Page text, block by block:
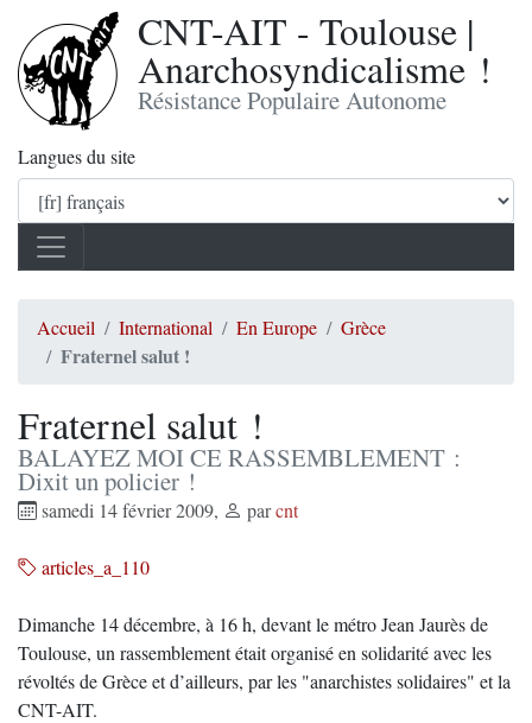
CNT-AIT - Toulouse |
Anarchosyndicalisme !
Résistance Populaire Autonome
Langues du site
Accueil International En Europe Grèce
Fraternel salut !
Fraternel salut !
BALAYEZ MOI CE RASSEMBLEMENT :
Dixit un policier !
samedi 14 février 2009, parcnt
articles_a_110
Dimanche 14 décembre, à 16 h, devant le métro Jean Jaurès de
Toulouse, un rassemblement était organisé en solidarité avec les
révoltés de Grèce et d’ailleurs, par les "anarchistes solidaires" et la
CNT-AIT.